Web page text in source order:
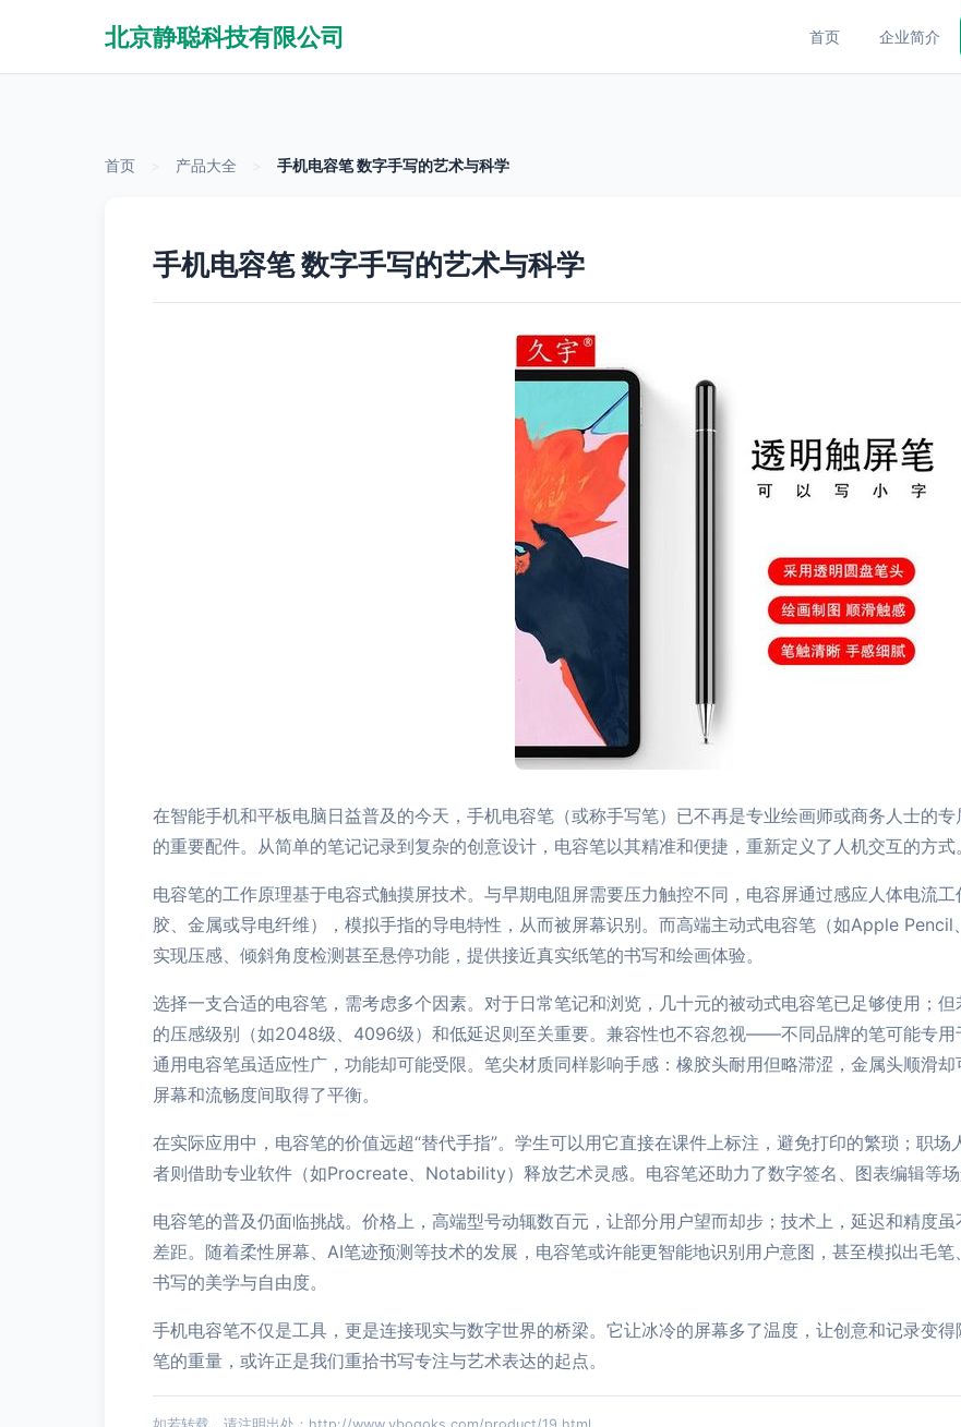
北京静聪科技有限公司 首页 企业简介
首页 产品大全 手机电容笔 数字手写的艺术与科学
手机电容笔 数字手写的艺术与科学
在智能手机和平板电脑日益普及的今天，手机电容笔（或称手写笔）已不再是专业绘画师或商务人士的
的重要配件。从简单的笔记记录到复杂的创意设计，电容笔以其精准和便捷，重新定义了人机交互的方式。
电容笔的工作原理基于电容式触摸屏技术。与早期电阻屏需要压力触控不同，电容屏通过感应人体电流
胶、金属或导电纤维），模拟手指的导电特性，从而被屏幕识别。而高端主动式电容笔（如Apple
实现压感、倾斜角度检测甚至悬停功能，提供接近真实纸笔的书写和绘画体验。
选择一支合适的电容笔，需考虑多个因素。对于日常笔记和浏览，几十元的被动式电容笔已足够使用；
的压感级别（如2048级、4096级）和低延迟则至关重要。兼容性也不容忽视——不同品牌的笔可能专
通用电容笔虽适应性广，功能却可能受限。笔尖材质同样影响手感：橡胶头耐用但略滞涩，金属头顺滑
屏幕和流畅度间取得了平衡。
在实际应用中，电容笔的价值远超“替代手指”。学生可以用它直接在课件上标注，避免打印的繁琐；职
者则借助专业软件（如Procreate、Notability）释放艺术灵感。电容笔还助力了数字签名、图表编辑等场
电容笔的普及仍面临挑战。价格上，高端型号动辄数百元，让部分用户望而却步；技术上，延迟和精度
差距。随着柔性屏幕、AI笔迹预测等技术的发展，电容笔或许能更智能地识别用户意图，甚至模拟出毛
书写的美学与自由度。
手机电容笔不仅是工具，更是连接现实与数字世界的桥梁。它让冰冷的屏幕多了温度，让创意和记录变
笔的重量，或许正是我们重拾书写专注与艺术表达的起点。